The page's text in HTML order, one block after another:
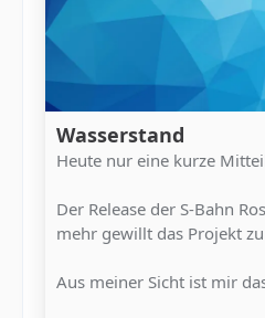
Wasserstand
Heute nur eine kurze
Der Release der S-Bahn
mehr gewillt das Projekt
Aus meiner Sicht ist mir